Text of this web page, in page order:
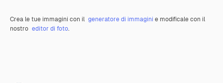
Crea le tue immagini con il generatore di immagini e modificale con il
nostro editor di foto.